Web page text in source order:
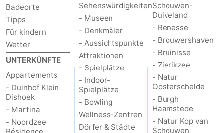
Badeorte
Tipps
Für kindern
Wetter
UNTERKÜNFTE
Appartements
- Duinhof Klein
Dishoek
- Martina
- Noordzee
Sehenswürdigkeiten
- Museen
- Denkmäler
- Aussichtspunkte
Attraktionen
- Spielplätze
- Indoor-
Spielplätze
- Bowling
Wellness-Zentren
Dörfer & Städte
Schouwen-
Duiveland
- Renesse
- Brouwershaven
- Bruinisse
- Zierikzee
- Natur
Oosterschelde
- Burgh
Haamstede
- Natur Kop van
Schouwen